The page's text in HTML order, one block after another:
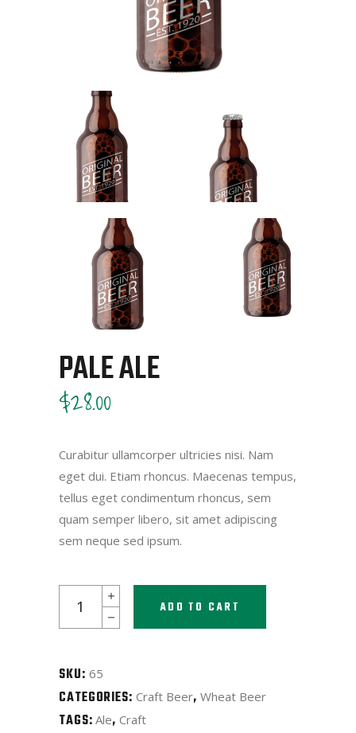
PALE ALE
$28.00
Curabitur ullamcorper ultricies nisi. Nam
eget dui. Etiam rhoncus. Maecenas tempus,
tellus eget condimentum rhoncus, sem
quam semper libero, sit amet adipiscing
sem neque sed ipsum.
ADD TO CART
SKU: 65
CATEGORIES: Craft Beer, Wheat Beer
TAGS:Ale,Craft